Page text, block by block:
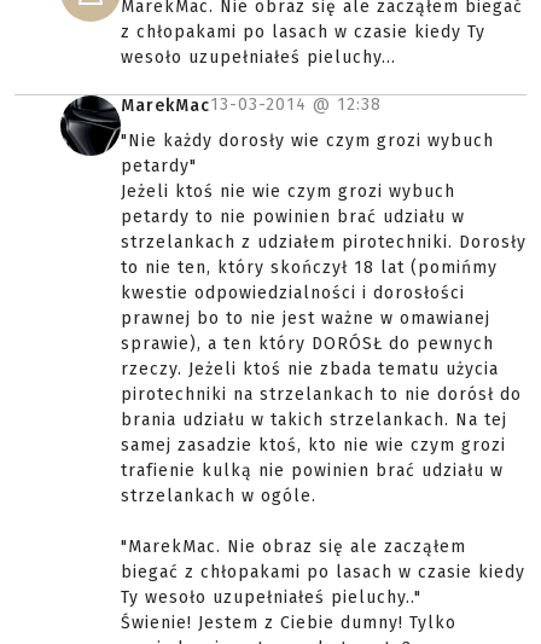
MarekMac. Nie obraz się ale zacząłem biegać
z chłopakami po lasach w czasie kiedy Ty
wesoło uzupełniałeś pieluchy...
MarekMac13-03-2014 @ 12:38
"Nie każdy dorosły wie czym grozi wybuch
petardy"
Jeżeli ktoś nie wie czym grozi wybuch
petardy to nie powinien brać udziału w
strzelankach z udziałem pirotechniki. Dorosły
to nie ten, który skończył 18 lat (pomińmy
kwestie odpowiedzialności i dorosłości
prawnej bo to nie jest ważne w omawianej
sprawie), a ten który DORÓSŁ do pewnych
rzeczy. Jeżeli ktoś nie zbada tematu użycia
pirotechniki na strzelankach to nie dorósł do
brania udziału w takich strzelankach. Na tej
samej zasadzie ktoś, kto nie wie czym grozi
trafienie kulką nie powinien brać udziału w
strzelankach w ogóle.
"MarekMac. Nie obraz się ale zacząłem
biegać z chłopakami po lasach w czasie kiedy
Ty wesoło uzupełniałeś pieluchy.."
Świenie! Jestem z Ciebie dumny! Tylko